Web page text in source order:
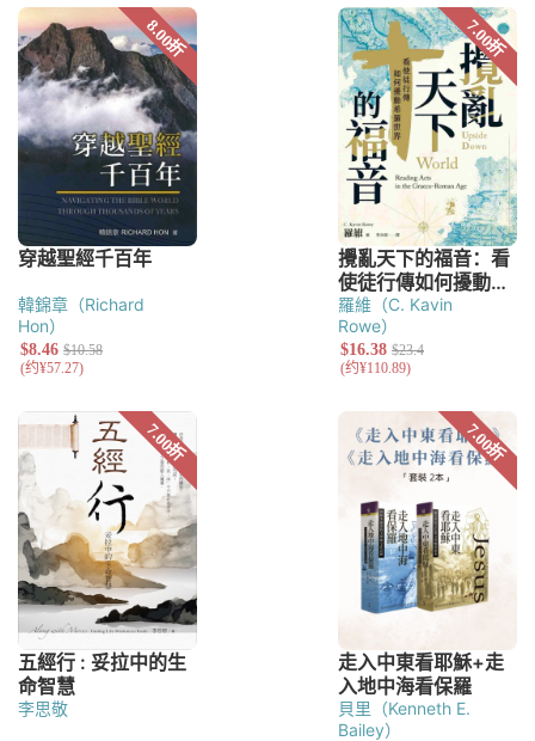
韓錦章（Richard
Hon）
羅維（C. Kavin
Rowe）
李思敬
貝里（Kenneth E.
Bailey）